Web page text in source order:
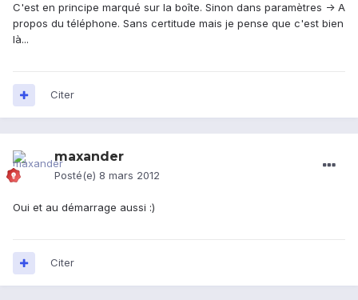
C'est en principe marqué sur la boîte. Sinon dans paramètres -> A
propos du téléphone. Sans certitude mais je pense que c'est bien
là...
Citer
maxander
Posté(e) 8 mars 2012
Oui et au démarrage aussi :)
Citer